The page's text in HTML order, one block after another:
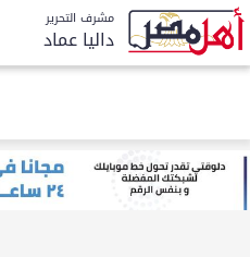
مشرف التحرير
داليا عماد